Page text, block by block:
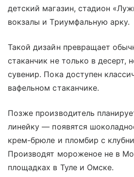
детский магазин, стадион
вокзалы и Триумфальную арку.
Такой дизайн превращает
стаканчик не только в десерт,
сувенир. Пока доступен
вафельном стаканчике.
Позже производитель
линейку — появятся
крем-брюле и пломбир с
Производят мороженое не в
площадках в Туле и Омске.